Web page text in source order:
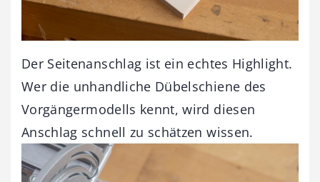
Der Seitenanschlag ist ein echtes Highlight.
Wer die unhandliche Dübelschiene des
Vorgängermodells kennt, wird diesen
Anschlag schnell zu schätzen wissen.